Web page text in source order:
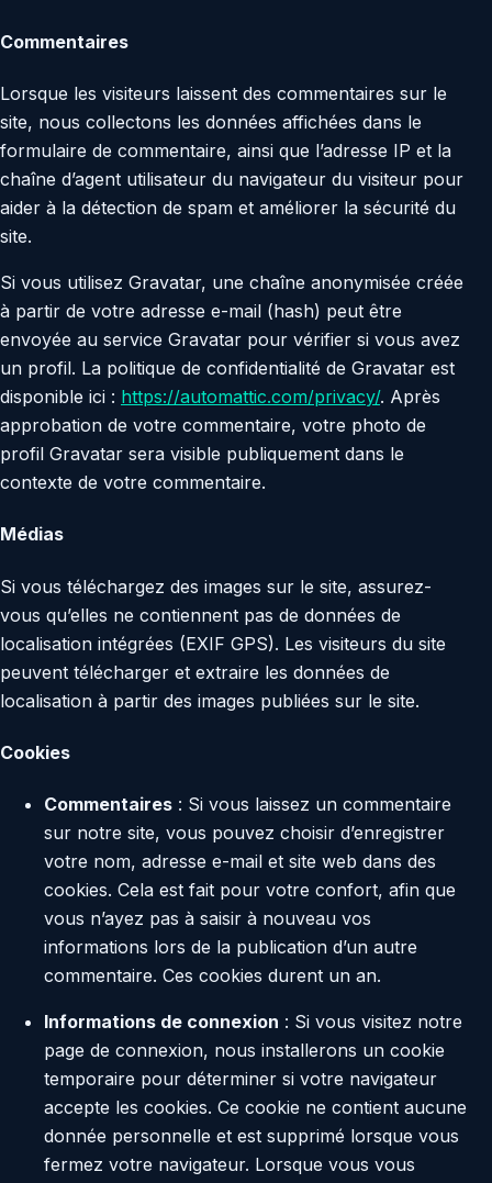
Commentaires
Lorsque les visiteurs laissent des commentaires sur le
site, nous collectons les données affichées dans le
formulaire de commentaire, ainsi que l’adresse IP et la
chaîne d’agent utilisateur du navigateur du visiteur pour
aider à la détection de spam et améliorer la sécurité du
site.
Si vous utilisez Gravatar, une chaîne anonymisée créée
à partir de votre adresse e-mail (hash) peut être
envoyée au service Gravatar pour vérifier si vous avez
un profil. La politique de confidentialité de Gravatar est
disponible ici : https://automattic.com/privacy/. Après
approbation de votre commentaire, votre photo de
profil Gravatar sera visible publiquement dans le
contexte de votre commentaire.
Médias
Si vous téléchargez des images sur le site, assurez-
vous qu’elles ne contiennent pas de données de
localisation intégrées (EXIF GPS). Les visiteurs du site
peuvent télécharger et extraire les données de
localisation à partir des images publiées sur le site.
Cookies
Commentaires : Si vous laissez un commentaire
sur notre site, vous pouvez choisir d’enregistrer
votre nom, adresse e-mail et site web dans des
cookies. Cela est fait pour votre confort, afin que
vous n’ayez pas à saisir à nouveau vos
informations lors de la publication d’un autre
commentaire. Ces cookies durent un an.
Informations de connexion : Si vous visitez notre
page de connexion, nous installerons un cookie
temporaire pour déterminer si votre navigateur
accepte les cookies. Ce cookie ne contient aucune
donnée personnelle et est supprimé lorsque vous
fermez votre navigateur. Lorsque vous vous